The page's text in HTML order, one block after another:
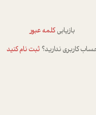
بازیابی کلمه عبور
کاربری ندارید؟ ثبت نام کنید